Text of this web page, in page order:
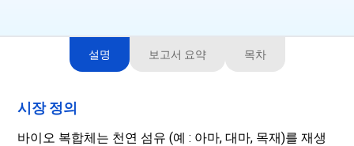
설명 보고서 요약 목차
시장 정의
바이오 복합체는 천연 섬유 (예 : 아마, 대마, 목재)를 재생